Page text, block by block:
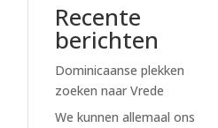
Recente
berichten
Dominicaanse plekken
zoeken naar Vrede
We kunnen allemaal ons